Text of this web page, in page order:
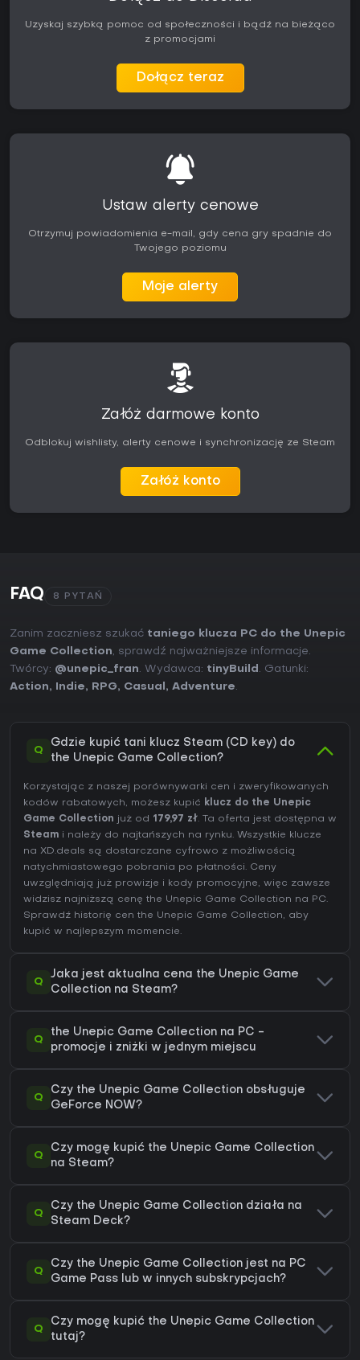
Uzyskaj szybką pomoc od społeczności i bądź na bieżąco
z promocjami
Dołącz teraz
Ustaw alerty cenowe
Otrzymuj powiadomienia e-mail, gdy cena gry spadnie do
Twojego poziomu
Moje alerty
Załóż darmowe konto
Odblokuj wishlisty, alerty cenowe i synchronizację ze Steam
Załóż konto
FAQ 8 PYTAŃ
Zanim zaczniesz szukać taniego klucza PC do the Unepic
Game Collection, sprawdź najważniejsze informacje.
Twórcy: @unepic_fran. Wydawca: tinyBuild . Gatunki:
Action, Indie, RPG, Casual , Adventure.
Q
Gdzie kupić tani klucz Steam (CD key) do
the Unepic Game Collection?
Korzystając z naszej porównywarki cen i zweryfikowanych
kodów rabatowych, możesz kupić klucz do the Unepic
Game Collection już od 179,97 zł. Ta oferta jest dostępna w
Steam i należy do najtańszych na rynku. Wszystkie klucze
na XD.deals są dostarczane cyfrowo z możliwością
natychmiastowego pobrania po płatności. Ceny
uwzględniają już prowizje i kody promocyjne, więc zawsze
widzisz najniższą cenę the Unepic Game Collection na PC.
Sprawdź historię cen the Unepic Game Collection, aby
kupić w najlepszym momencie.
Q
Jaka jest aktualna cena the Unepic Game
Collection na Steam?
Q
the Unepic Game Collection na PC -
promocje i zniżki w jednym miejscu
Q
Czy the Unepic Game Collection obsługuje
GeForce NOW?
Q
Czy mogę kupić the Unepic Game Collection
na Steam?
Q
Czy the Unepic Game Collection działa na
Steam Deck?
Q
Czy the Unepic Game Collection jest na PC
Game Pass lub w innych subskrypcjach?
Q
Czy mogę kupić the Unepic Game Collection
tutaj?